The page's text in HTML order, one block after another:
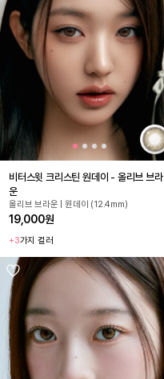
비터스윗 크리스틴 원데이 - 올리브 브라
운
올리브 브라운 | 원데이 (12.4mm)
19,000원
+3가지 컬러